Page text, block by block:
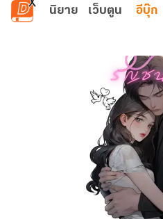
ข้ามไปยังเนื้อหาหลัก
นิยาย เว็บตูน อีบุ๊ก